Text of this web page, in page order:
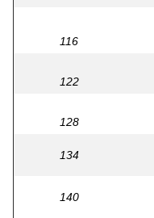
116
122
128
134
140